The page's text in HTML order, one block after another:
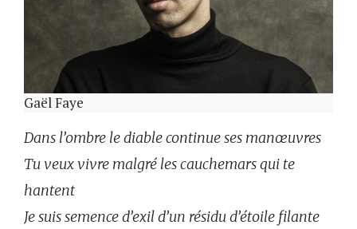
Gaël Faye
Dans l’ombre le diable continue ses manœuvres
Tu veux vivre malgré les cauchemars qui te
hantent
Je suis semence d’exil d’un résidu d’étoile filante